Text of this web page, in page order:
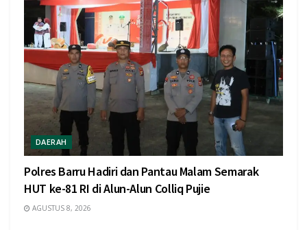
DAERAH
Polres Barru Hadiri dan Pantau Malam Semarak
HUT ke-81 RI di Alun-Alun Colliq Pujie
AGUSTUS 8, 2026